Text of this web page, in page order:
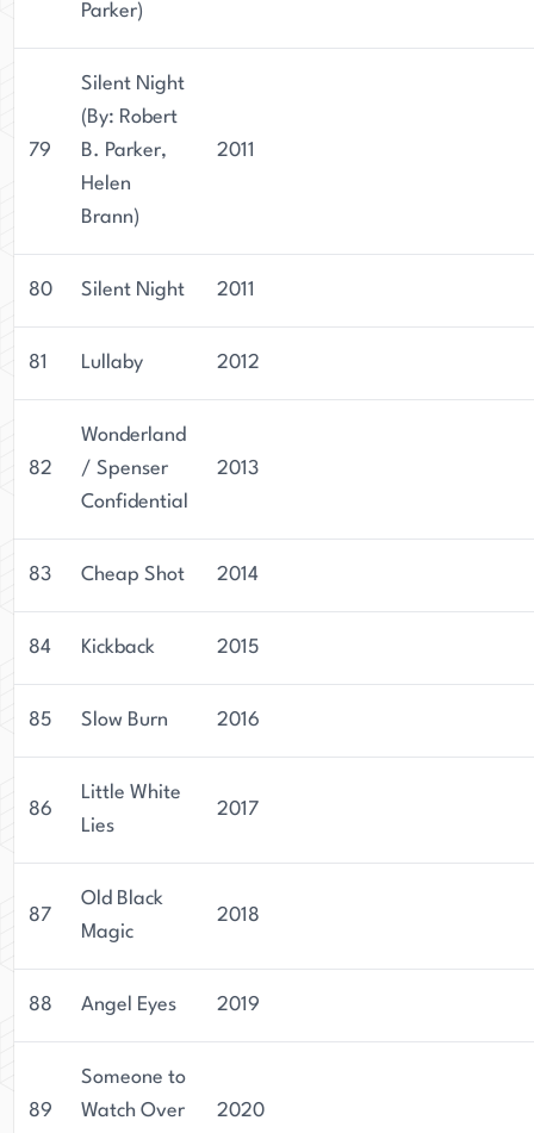
Parker)
79
Silent Night
(By: Robert
B. Parker,
Helen
Brann)
2011
80 Silent Night 2011
81 Lullaby 2012
82
Wonderland
/ Spenser
Confidential
2013
83 Cheap Shot 2014
84 Kickback 2015
85 Slow Burn 2016
86
Little White
Lies
2017
87
Old Black
Magic
2018
88 Angel Eyes 2019
89
Someone to
Watch Over
2020